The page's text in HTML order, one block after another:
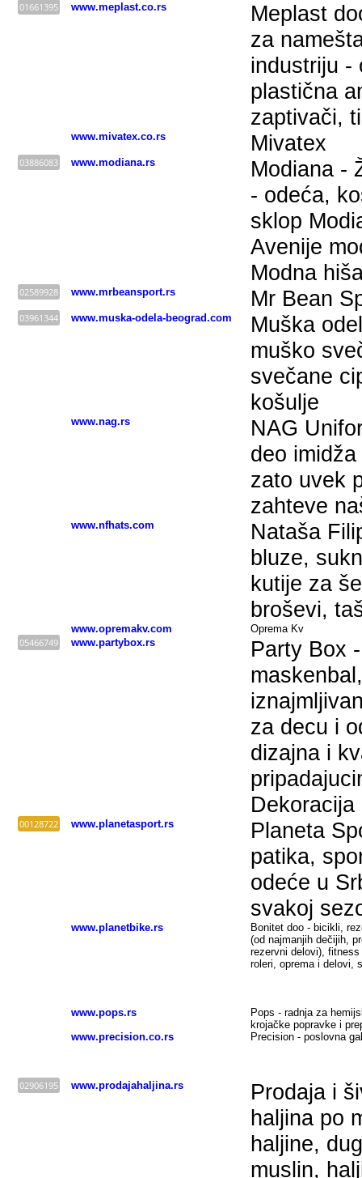
01661395
www.meplast.co.rs
Meplast
za
industriju -
plastična
zaptivači,
www.mivatex.co.rs Mivatex
03886083 www.modiana.rs
Modiana -
- odeća,
sklop
Avenije
Modna
02589928 www.mrbeansport.rs Mr Bean
03961344 www.muska-odela-beograd.com
Muška
muško
svečane
košulje
www.nag.rs
NAG
deo
zato uvek
zahteve
www.nfhats.com
Nataša
bluze,
kutije za
broševi,
www.opremakv.com
Oprema Kv
05466749
www.partybox.rs
Party Box
za decu i
dizajna i
Dekoracija
00128722 www.planetasport.rs
Planeta
patika,
odeće u
svakoj
www.planetbike.rs
Bonitet doo - bicikli,
(od najmanjih dečijih,
rezervni delovi),
roleri, oprema i delovi,
www.pops.rs
Pops - radnja za
krojačke popravke i
www.precision.co.rs
Precision - poslovna
02906195 www.prodajahaljina.rs
Prodaja i
haljina po
haljine,
muslin,